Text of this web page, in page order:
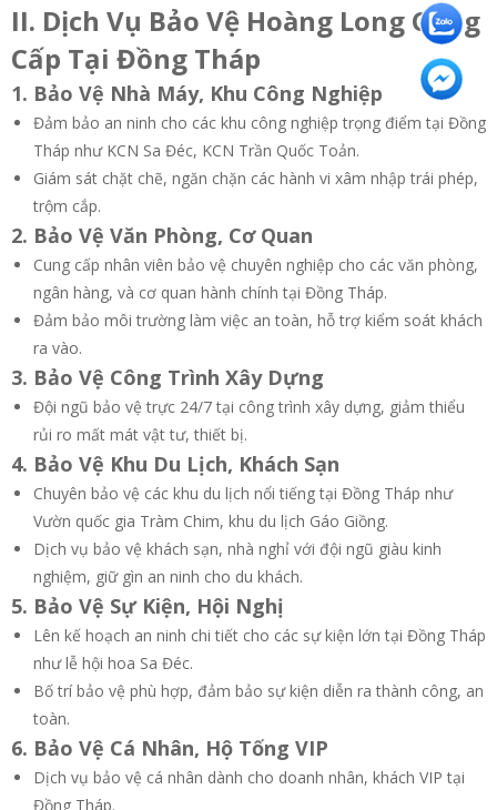
II. Dịch Vụ Bảo Vệ Hoàng Long Cung
Cấp Tại Đồng Tháp
1. Bảo Vệ Nhà Máy, Khu Công Nghiệp
Đảm bảo an ninh cho các khu công nghiệp trọng điểm tại Đồng
Tháp như KCN Sa Đéc, KCN Trần Quốc Toản.
Giám sát chặt chẽ, ngăn chặn các hành vi xâm nhập trái phép,
trộm cắp.
2. Bảo Vệ Văn Phòng, Cơ Quan
Cung cấp nhân viên bảo vệ chuyên nghiệp cho các văn phòng,
ngân hàng, và cơ quan hành chính tại Đồng Tháp.
Đảm bảo môi trường làm việc an toàn, hỗ trợ kiểm soát khách
ra vào.
3. Bảo Vệ Công Trình Xây Dựng
Đội ngũ bảo vệ trực 24/7 tại công trình xây dựng, giảm thiểu
rủi ro mất mát vật tư, thiết bị.
4. Bảo Vệ Khu Du Lịch, Khách Sạn
Chuyên bảo vệ các khu du lịch nổi tiếng tại Đồng Tháp như
Vườn quốc gia Tràm Chim, khu du lịch Gáo Giồng.
Dịch vụ bảo vệ khách sạn, nhà nghỉ với đội ngũ giàu kinh
nghiệm, giữ gìn an ninh cho du khách.
5. Bảo Vệ Sự Kiện, Hội Nghị
Lên kế hoạch an ninh chi tiết cho các sự kiện lớn tại Đồng Tháp
như lễ hội hoa Sa Đéc.
Bố trí bảo vệ phù hợp, đảm bảo sự kiện diễn ra thành công, an
toàn.
6. Bảo Vệ Cá Nhân, Hộ Tống VIP
Dịch vụ bảo vệ cá nhân dành cho doanh nhân, khách VIP tại
Đồng Tháp.